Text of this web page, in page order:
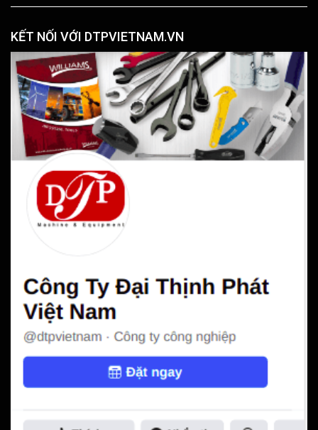
KẾT NỐI VỚI DTPVIETNAM.VN